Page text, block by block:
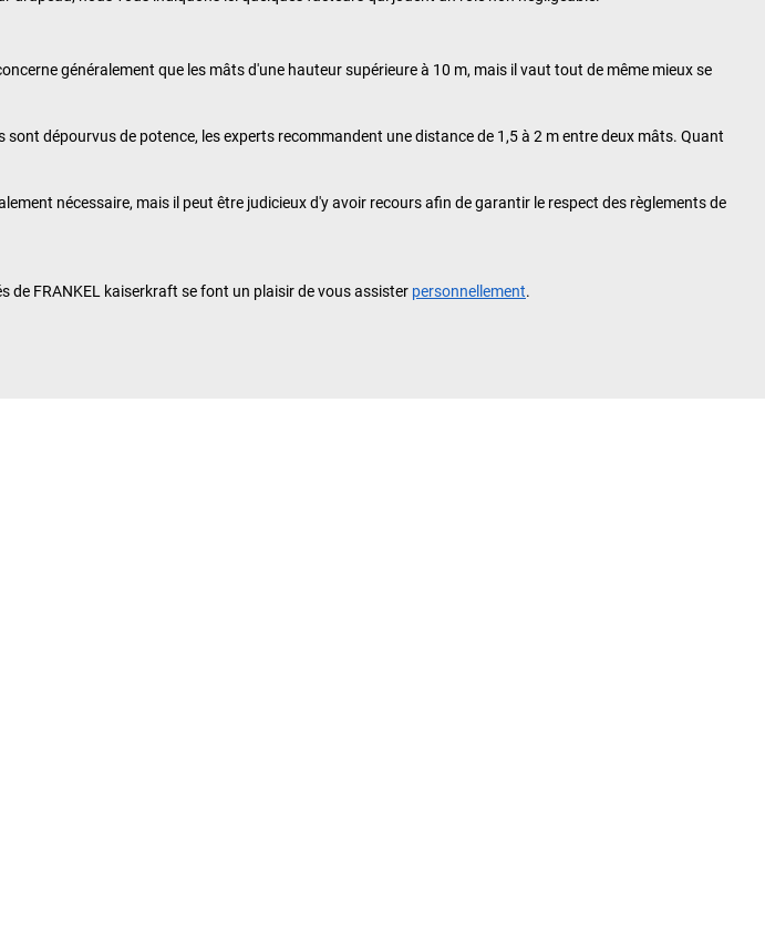
généralement que les mâts d'une hauteur supérieure à 10 m, mais il vaut tout de même mieux se
dépourvus de potence, les experts recommandent une distance de 1,5 à 2 m entre deux mâts. Quant
nécessaire, mais il peut être judicieux d'y avoir recours afin de garantir le respect des règlements de
de FRANKEL kaiserkraft se font un plaisir de vous assister personnellement.